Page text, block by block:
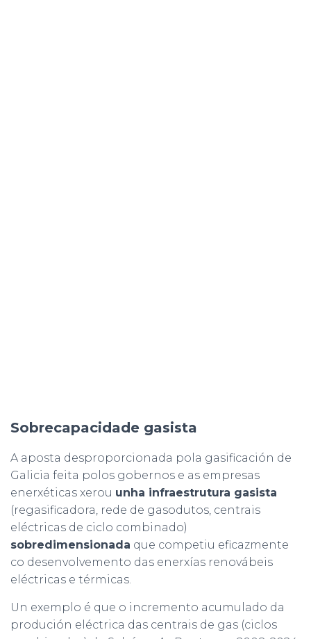
Sobrecapacidade gasista
A aposta desproporcionada pola gasificación de
Galicia feita polos gobernos e as empresas
enerxéticas xerou unha infraestrutura gasista
(regasificadora, rede de gasodutos, centrais
eléctricas de ciclo combinado)
sobredimensionada que competiu eficazmente
co desenvolvemento das enerxías renovábeis
eléctricas e térmicas.
Un exemplo é que o incremento acumulado da
produción eléctrica das centrais de gas (ciclos